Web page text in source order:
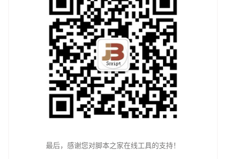
最后，感谢您对脚本之家在线工具的支持！